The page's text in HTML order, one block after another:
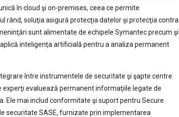
în cloud şi on-premises, ceea ce permite
rând, soluţia asigură protecţia datelor şi protecţia contra
sunt alimentate de echipele Symantec precum şi
inteligenţa artificială pentru a analiza permanent
între instrumentele de securitate şi şapte centre
evaluează permanent informaţiile legate de
Ele mai includ conformitate şi suport pentru Secure
securitate SASE, furnizate prin implementarea